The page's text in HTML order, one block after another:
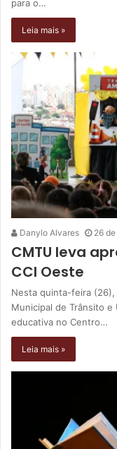
para o…
Leia mais »
Danylo Alvares 26
CMTU leva
CCI Oeste
Nesta quinta-feira (26),
Municipal de Trânsito e
educativa no Centro…
Leia mais »